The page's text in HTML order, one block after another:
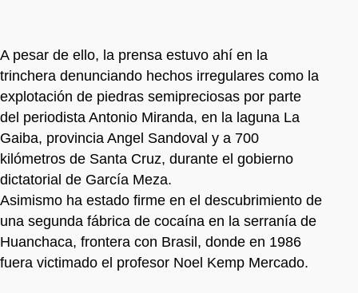
A pesar de ello, la prensa estuvo ahí en la
trinchera denunciando hechos irregulares como la
explotación de piedras semipreciosas por parte
del periodista Antonio Miranda, en la laguna La
Gaiba, provincia Angel Sandoval y a 700
kilómetros de Santa Cruz, durante el gobierno
dictatorial de García Meza.
Asimismo ha estado firme en el descubrimiento de
una segunda fábrica de cocaína en la serranía de
Huanchaca, frontera con Brasil, donde en 1986
fuera victimado el profesor Noel Kemp Mercado.